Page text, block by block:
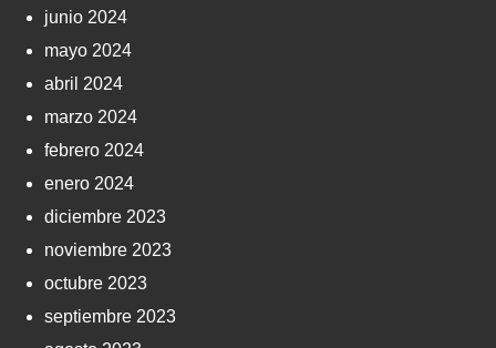
junio 2024
mayo 2024
abril 2024
marzo 2024
febrero 2024
enero 2024
diciembre 2023
noviembre 2023
octubre 2023
septiembre 2023